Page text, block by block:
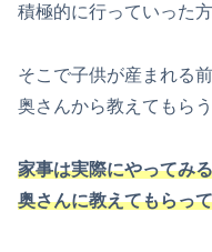
積極的に行っていった
そこで子供が産まれる
奥さんから教えてもら
家事は実際にやってみ
奥さんに教えてもらっ